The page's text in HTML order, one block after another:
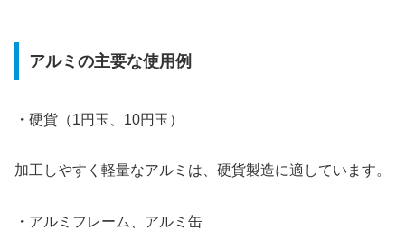
アルミの主要な使用例
・硬貨（1円玉、10円玉）
加工しやすく軽量なアルミは、硬貨製造に適しています。
・アルミフレーム、アルミ缶